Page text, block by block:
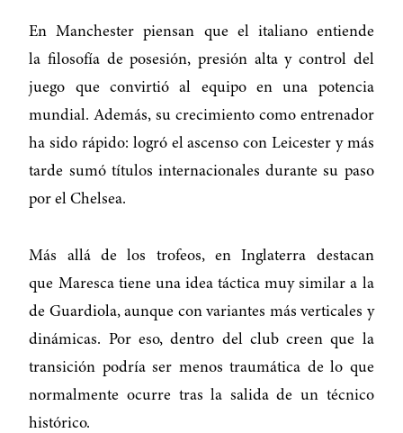
En Manchester piensan que el italiano entiende
la filosofía de posesión, presión alta y control del
juego que convirtió al equipo en una potencia
mundial. Además, su crecimiento como entrenador
ha sido rápido: logró el ascenso con Leicester y más
tarde sumó títulos internacionales durante su paso
por el Chelsea.
Más allá de los trofeos, en Inglaterra destacan
que Maresca tiene una idea táctica muy similar a la
de Guardiola, aunque con variantes más verticales y
dinámicas. Por eso, dentro del club creen que la
transición podría ser menos traumática de lo que
normalmente ocurre tras la salida de un técnico
histórico.